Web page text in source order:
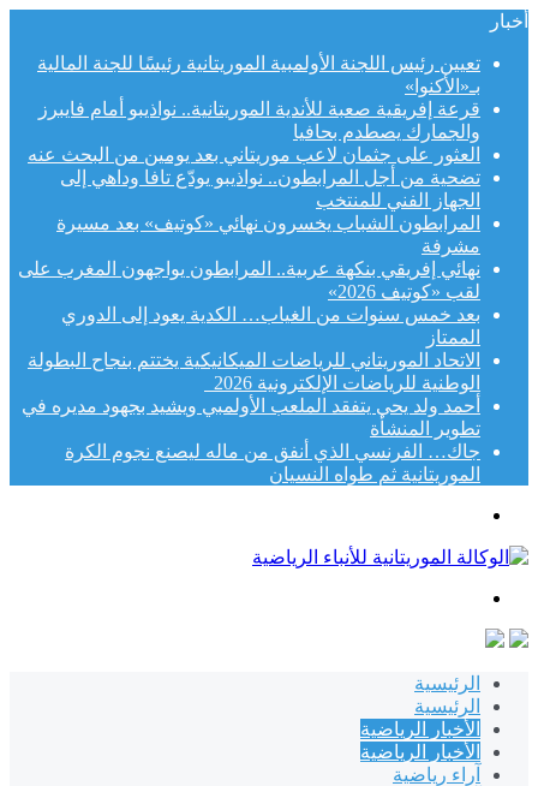
أخبار
تعيين رئيس اللجنة الأولمبية الموريتانية رئيسًا للجنة المالية
بـ«الأكنوا»
قرعة إفريقية صعبة للأندية الموريتانية.. نواذيبو أمام فايبرز
والجمارك يصطدم بحافيا
العثور على جثمان لاعب موريتاني بعد يومين من البحث عنه
تضحية من أجل المرابطون.. نواذيبو يودّع تافا وداهي إلى
الجهاز الفني للمنتخب
المرابطون الشباب يخسرون نهائي «كوتيف» بعد مسيرة
مشرفة
نهائي إفريقي بنكهة عربية.. المرابطون يواجهون المغرب على
لقب «كوتيف 2026»
بعد خمس سنوات من الغياب… الكدية يعود إلى الدوري
الممتاز
الاتحاد الموريتاني للرياضات الميكانيكية يختتم بنجاح البطولة
الوطنية للرياضات الإلكترونية 2026
أحمد ولد يحي يتفقد الملعب الأولمبي ويشيد بجهود مديره في
تطوير المنشأة
جاك… الفرنسي الذي أنفق من ماله ليصنع نجوم الكرة
الموريتانية ثم طواه النسيان
الرئيسية
الرئيسية
الأخبار الرياضية
الأخبار الرياضية
آراء رياضية